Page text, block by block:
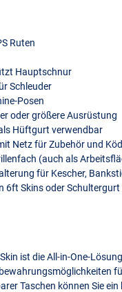
Ruten
Hauptschnur
Schleuder
Posen
oder größere Ausrüstung
Hüftgurt verwendbar
Netz für Zubehör und
(auch als
für Kescher,
6ft Skins oder
ist die All-in-One-
Taschen können Sie